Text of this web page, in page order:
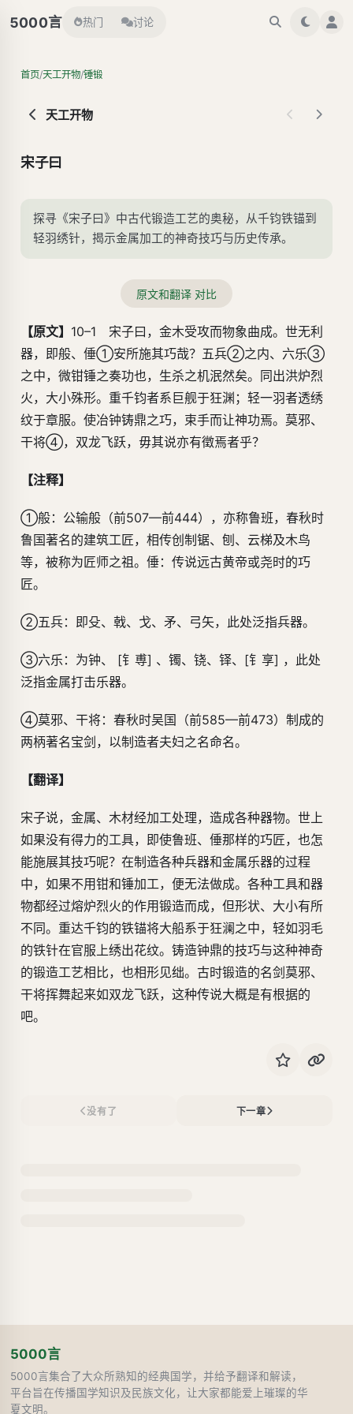
5000言 热门 讨论
首页/天工开物/锤锻
天工开物
宋子曰
探寻《宋子曰》中古代锻造工艺的奥秘，从千钧铁锚到
轻羽绣针，揭示金属加工的神奇技巧与历史传承。
原文和翻译 对比
【原文】 10–1 宋子曰，金木受攻而物象曲成。世无利
器，即般、倕①安所施其巧哉？五兵②之内、六乐③
之中，微钳锤之奏功也，生杀之机泯然矣。同出洪炉烈
火，大小殊形。重千钧者系巨舰于狂渊；轻一羽者透绣
纹于章服。使冶钟铸鼎之巧，束手而让神功焉。莫邪、
干将④，双龙飞跃，毋其说亦有徵焉者乎？
【注释】
①般：公输般（前507—前444），亦称鲁班，春秋时
鲁国著名的建筑工匠，相传创制锯、刨、云梯及木鸟
等，被称为匠师之祖。倕：传说远古黄帝或尧时的巧
匠。
②五兵：即殳、戟、戈、矛、弓矢，此处泛指兵器。
③六乐：为钟、 [钅尃] 、镯、铙、铎、[钅享] ，此处
泛指金属打击乐器。
④莫邪、干将：春秋时吴国（前585—前473）制成的
两柄著名宝剑，以制造者夫妇之名命名。
【翻译】
宋子说，金属、木材经加工处理，造成各种器物。世上
如果没有得力的工具，即使鲁班、倕那样的巧匠，也怎
能施展其技巧呢？在制造各种兵器和金属乐器的过程
中，如果不用钳和锤加工，便无法做成。各种工具和器
物都经过熔炉烈火的作用锻造而成，但形状、大小有所
不同。重达千钧的铁锚将大船系于狂澜之中，轻如羽毛
的铁针在官服上绣出花纹。铸造钟鼎的技巧与这种神奇
的锻造工艺相比，也相形见绌。古时锻造的名剑莫邪、
干将挥舞起来如双龙飞跃，这种传说大概是有根据的
吧。
没有了 下一章
5000言
5000言集合了大众所熟知的经典国学，并给予翻译和解读，
平台旨在传播国学知识及民族文化，让大家都能爱上璀璨的华
夏文明。